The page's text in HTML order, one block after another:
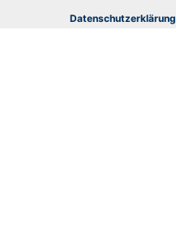
Datenschutzerklärung